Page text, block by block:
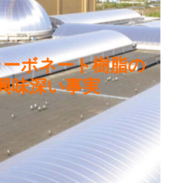
ボネート樹脂の
味深い事実